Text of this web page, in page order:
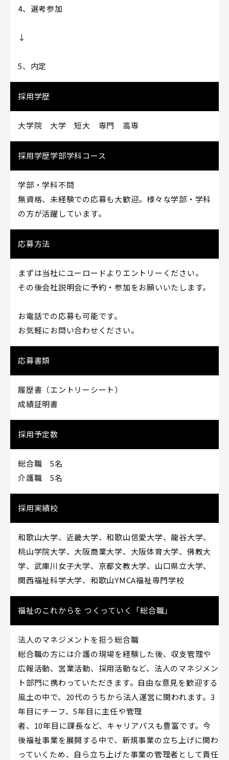
4、選考参加
↓
5、内定
採用学歴
大学院 大学 短大 専門 高専
採用学歴学部学科コース
学部・学科不問
無資格、未経験での応募も大歓迎。様々な学部・学科
の方が活躍しています。
応募方法
まずは当社にユーロードよりエントリーください。
その後会社説明会に予約・参加をお願いいたします。
お電話での応募も可能です。
お気軽にお問い合わせください。
応募書類
履歴書（エントリーシート）
成績証明書
採用予定数
総合職 5名
介護職 5名
採用実績校
和歌山大学、近畿大学、和歌山信愛大学、龍谷大学、
桃山学院大学、大阪商業大学、大阪体育大学、佛教大
学、武庫川女子大学、京都文教大学、山口県立大学、
関西福祉科学大学、和歌山YMCA福祉専門学校
福祉のこれからを つくっていく「総合職」
法人のマネジメントを担う総合職
総合職の方には介護の現場を経験した後、収支管理や
広報活動、営業活動、採用活動など、法人のマネジメン
ト部門に携わっていただきます。自由な意見を歓迎する
風土の中で、20代のうちから法人運営に関われます。3
年目にチーフ、5年目に主任や管理
者、10年目に課長など、キャリアパスも豊富です。今
後福祉事業を展開する中で、新規事業の立ち上げに関わ
っていくため、自ら立ち上げた事業の管理者として責任